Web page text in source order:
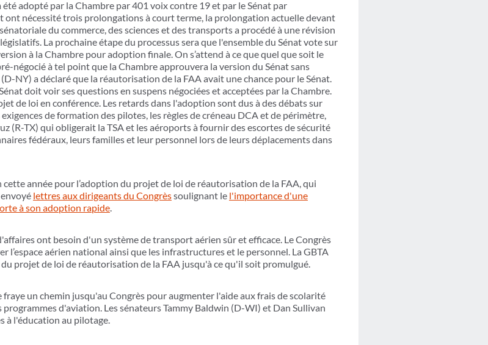
été adopté par la Chambre par 401 voix contre 19 et par le Sénat par
ont nécessité trois prolongations à court terme, la prolongation actuelle devant
du commerce, des sciences et des transports a procédé à une révision
La prochaine étape du processus sera que l'ensemble du Sénat vote sur
à la Chambre pour adoption finale. On s’attend à ce que quel que soit le
négocié à tel point que la Chambre approuvera la version du Sénat sans
NY) a déclaré que la réautorisation de la FAA avait une chance pour le Sénat.
doit voir ses questions en suspens négociées et acceptées par la Chambre.
de loi en conférence. Les retards dans l'adoption sont dus à des débats sur
de formation des pilotes, les règles de créneau DCA et de périmètre,
(R-TX) qui obligerait la TSA et les aéroports à fournir des escortes de sécurité
fédéraux, leurs familles et leur personnel lors de leurs déplacements dans
cette année pour l’adoption du projet de loi de réautorisation de la FAA, qui
lettres aux dirigeants du Congrèssoulignant le l'importance d'une
à son adoption rapide.
ont besoin d'un système de transport aérien sûr et efficace. Le Congrès
l’espace aérien national ainsi que les infrastructures et le personnel. La GBTA
projet de loi de réautorisation de la FAA jusqu'à ce qu'il soit promulgué.
fraye un chemin jusqu'au Congrès pour augmenter l'aide aux frais de scolarité
d'aviation. Les sénateurs Tammy Baldwin (D-WI) et Dan Sullivan
à l'éducation au pilotage.